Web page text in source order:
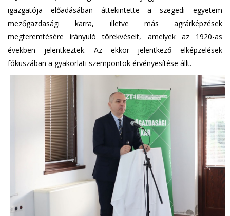
igazgatója előadásában áttekintette a szegedi egyetem
mezőgazdasági karra, illetve más agrárképzések
megteremtésére irányuló törekvéseit, amelyek az 1920-as
években jelentkeztek. Az ekkor jelentkező elképzelések
fókuszában a gyakorlati szempontok érvényesítése állt.